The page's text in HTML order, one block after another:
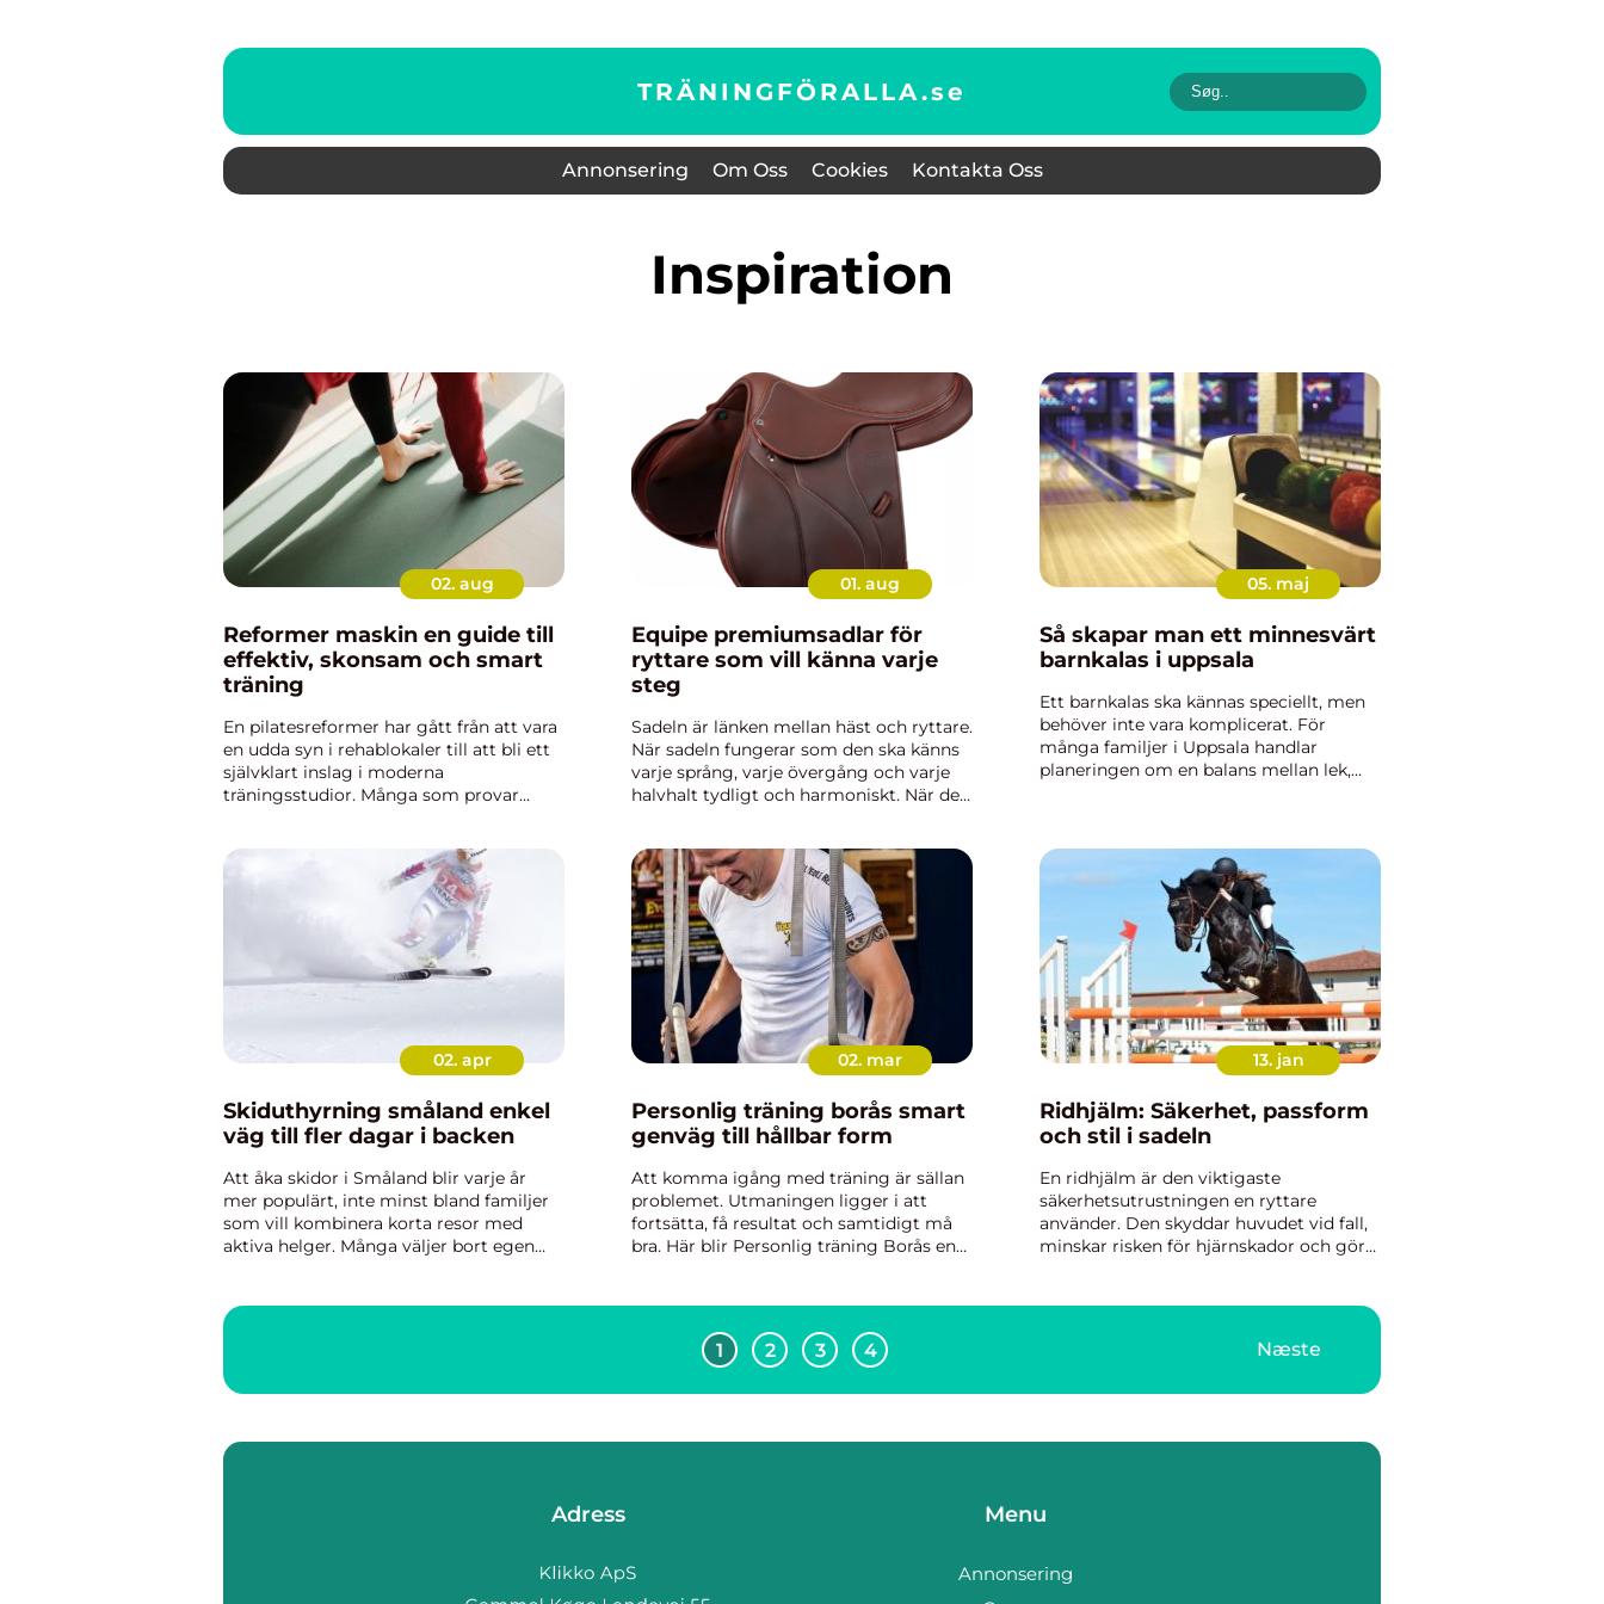
TRÄNINGFÖRALLA.se
Annonsering Om Oss Cookies Kontakta Oss
inspiration
02. aug
Reformer maskin en guide till
effektiv, skonsam och smart
träning
En pilatesreformer har gått från att vara
en udda syn i rehablokaler till att bli ett
självklart inslag i moderna
träningsstudior. Många som provar
mental fokus i en och sam...
01. aug
Equipe premiumsadlar för
ryttare som vill känna varje
steg
Sadeln är länken mellan häst och ryttare.
När sadeln fungerar som den ska känns
varje språng, varje övergång och varje
halvhalt tydligt och harmoniskt. När den
övre kvalitetskla...
05. maj
Så skapar man ett minnesvärt
barnkalas i uppsala
Ett barnkalas ska kännas speciellt, men
behöver inte vara komplicerat. För
många familjer i Uppsala handlar
planeringen om en balans mellan lek,
02. apr
Skiduthyrning småland enkel
väg till fler dagar i backen
Att åka skidor i Småland blir varje år
mer populärt, inte minst bland familjer
som vill kombinera korta resor med
aktiva helger. Många väljer bort egen
minskar krångel och gör ...
02. mar
Personlig träning borås smart
genväg till hållbar form
Att komma igång med träning är sällan
problemet. Utmaningen ligger i att
fortsätta, få resultat och samtidigt må
bra. Här blir Personlig träning Borås en
13. jan
Ridhjälm: Säkerhet, passform
och stil i sadeln
En ridhjälm är den viktigaste
säkerhetsutrustningen en ryttare
använder. Den skyddar huvudet vid fall,
minskar risken för hjärnskador och gör
1 2 3 4 Næste
Adress Menu
Annonsering